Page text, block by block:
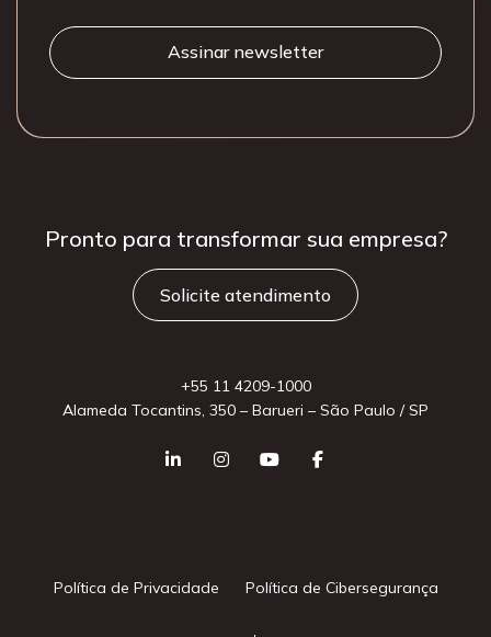
Pronto para transformar sua empresa?
Solicite atendimento
+55 11 4209-1000
Alameda Tocantins, 350 – Barueri – São Paulo / SP
Política de Privacidade Política de Cibersegurança